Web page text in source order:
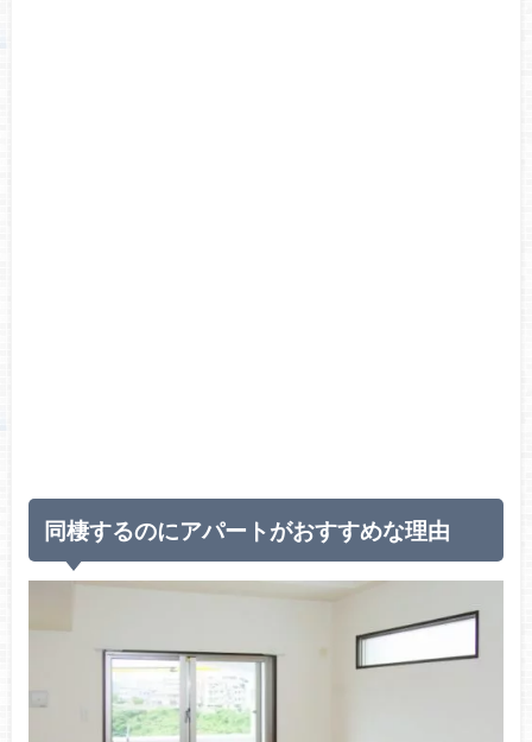
同棲するのにアパートがおすすめな理由